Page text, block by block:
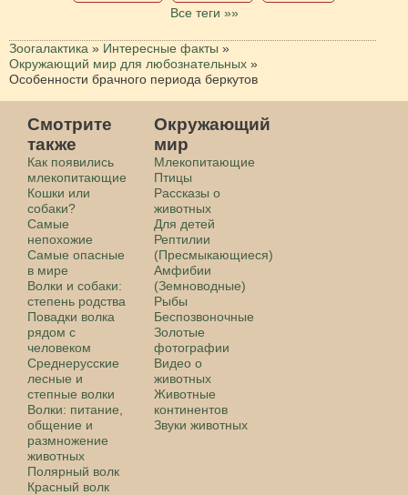
Все теги »»
Зоогалактика » Интересные факты »
Окружающий мир для любознательных »
Особенности брачного периода беркутов⁠⁠
Смотрите
также
Как появились
млекопитающие
Кошки или
собаки?
Самые
непохожие
Самые опасные
в мире
Волки и собаки:
степень родства
Повадки волка
рядом с
человеком
Среднерусские
лесные и
степные волки
Волки: питание,
общение и
размножение
животных
Полярный волк
Красный волк
Окружающий
мир
Млекопитающие
Птицы
Рассказы о
животных
Для детей
Рептилии
(Пресмыкающиеся)
Амфибии
(Земноводные)
Рыбы
Беспозвоночные
Золотые
фотографии
Видео о
животных
Животные
континентов
Звуки животных